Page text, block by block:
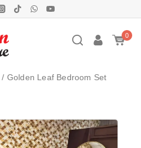
0
/ Golden Leaf Bedroom Set